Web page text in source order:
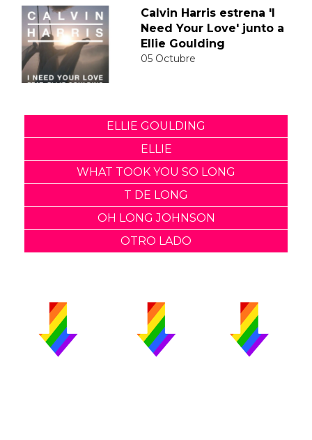
Calvin Harris estrena 'I
Need Your Love' junto a
Ellie Goulding
05 Octubre
ELLIE GOULDING
ELLIE
WHAT TOOK YOU SO LONG
T DE LONG
OH LONG JOHNSON
OTRO LADO